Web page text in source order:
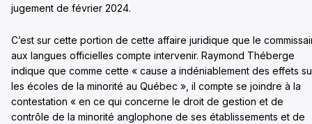
jugement de février 2024.
C’est sur cette portion de cette affaire juridique que le
aux langues officielles compte intervenir. Raymond Théberge
indique que comme cette « cause a indéniablement des effets
les écoles de la minorité au Québec », il compte se joindre à la
contestation « en ce qui concerne le droit de gestion et de
contrôle de la minorité anglophone de ses établissements et de